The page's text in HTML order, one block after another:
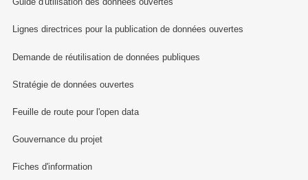
Lignes directrices pour la publication de données ouvertes
Demande de réutilisation de données publiques
Stratégie de données ouvertes
Feuille de route pour l'open data
Gouvernance du projet
Fiches d'information